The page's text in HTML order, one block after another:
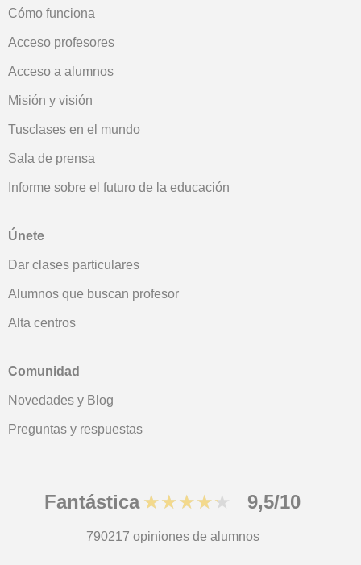
Cómo funciona
Acceso profesores
Acceso a alumnos
Misión y visión
Tusclases en el mundo
Sala de prensa
Informe sobre el futuro de la educación
Únete
Dar clases particulares
Alumnos que buscan profesor
Alta centros
Comunidad
Novedades y Blog
Preguntas y respuestas
Fantástica ★★★★★ 9,5/10
790217 opiniones de alumnos